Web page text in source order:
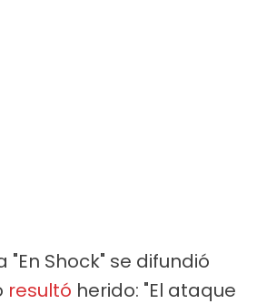
"En Shock" se difundió
resultó herido: "El ataque